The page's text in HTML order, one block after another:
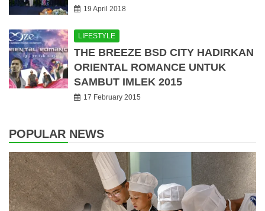
19 April 2018
LIFESTYLE
THE BREEZE BSD CITY HADIRKAN
ORIENTAL ROMANCE UNTUK
SAMBUT IMLEK 2015
17 February 2015
POPULAR NEWS